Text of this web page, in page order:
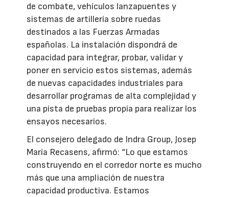
de combate, vehículos lanzapuentes y
sistemas de artillería sobre ruedas
destinados a las Fuerzas Armadas
españolas. La instalación dispondrá de
capacidad para integrar, probar, validar y
poner en servicio estos sistemas, además
de nuevas capacidades industriales para
desarrollar programas de alta complejidad y
una pista de pruebas propia para realizar los
ensayos necesarios.
El consejero delegado de Indra Group, Josep
María Recasens, afirmó: “Lo que estamos
construyendo en el corredor norte es mucho
más que una ampliación de nuestra
capacidad productiva. Estamos